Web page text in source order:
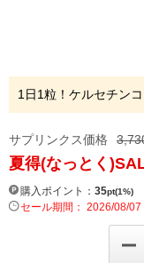
1日1粒！ケルセチン
サプリンクス価格
夏得(なっとく
購入ポイント： 35pt(1%)
セール期間： 2026/08/